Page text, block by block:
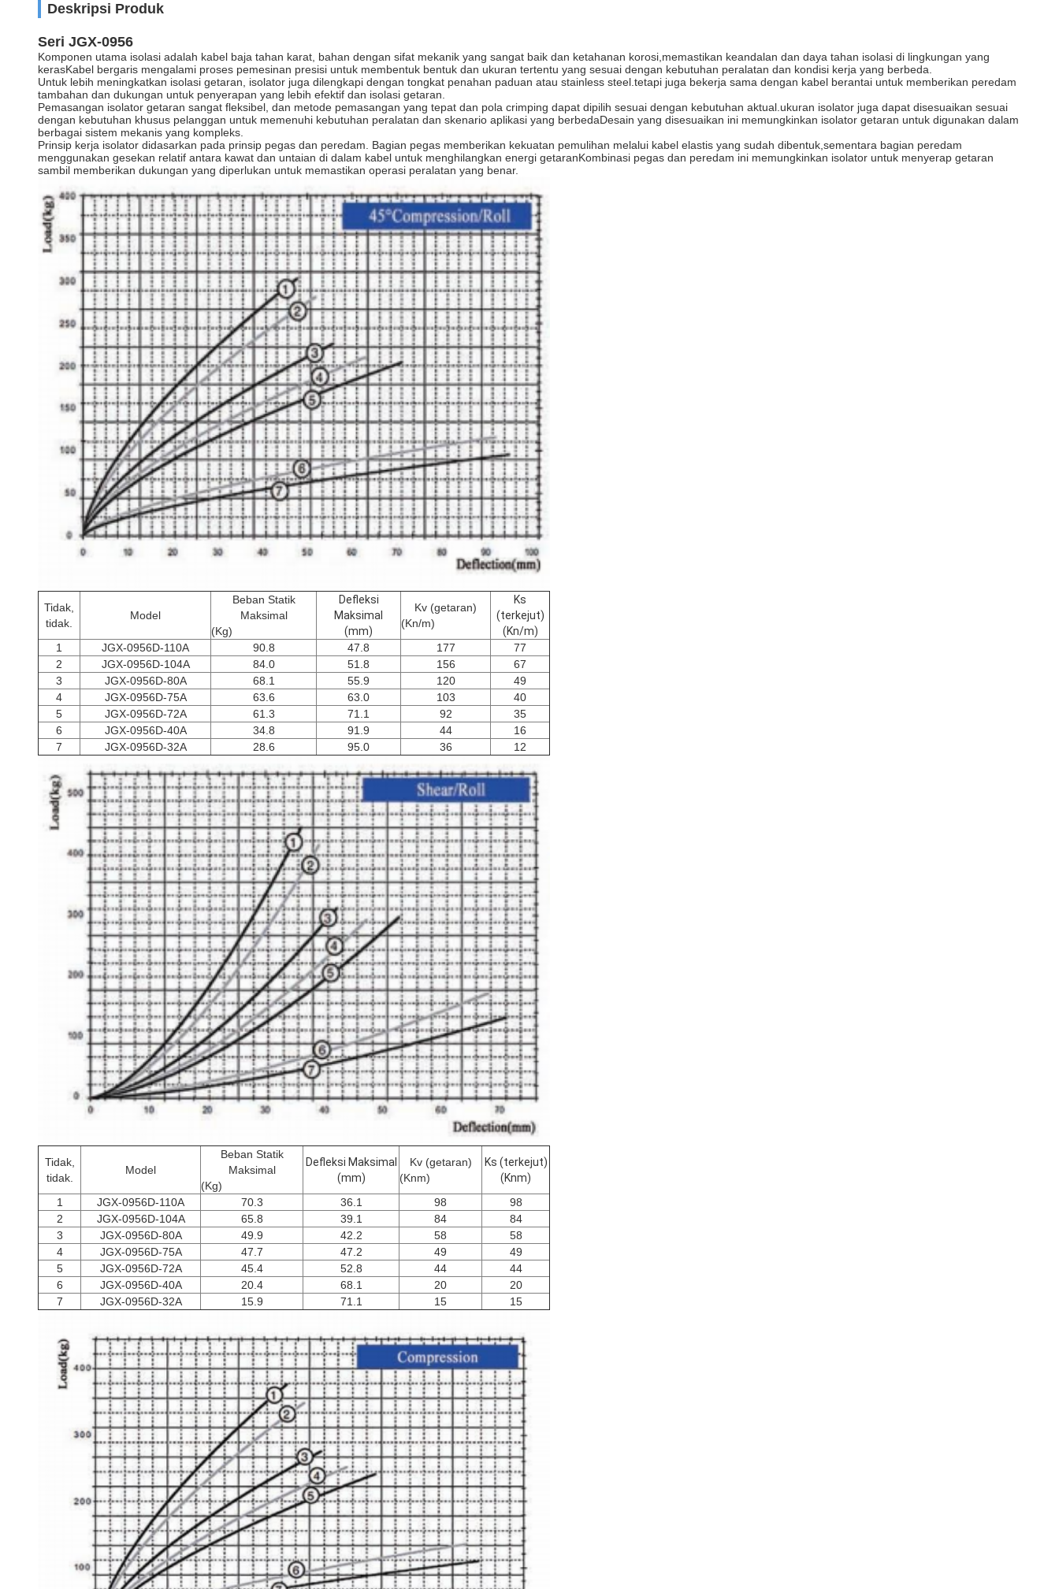
Deskripsi Produk
Seri JGX-0956
Komponen utama isolasi adalah kabel baja tahan karat, bahan dengan sifat mekanik yang sangat baik dan ketahanan korosi,memastikan keandalan dan daya tahan isolasi di lingkungan yang
kerasKabel bergaris mengalami proses pemesinan presisi untuk membentuk bentuk dan ukuran tertentu yang sesuai dengan kebutuhan peralatan dan kondisi kerja yang berbeda.
Untuk lebih meningkatkan isolasi getaran, isolator juga dilengkapi dengan tongkat penahan paduan atau stainless steel.tetapi juga bekerja sama dengan kabel berantai untuk memberikan peredam
tambahan dan dukungan untuk penyerapan yang lebih efektif dan isolasi getaran.
Pemasangan isolator getaran sangat fleksibel, dan metode pemasangan yang tepat dan pola crimping dapat dipilih sesuai dengan kebutuhan aktual.ukuran isolator juga dapat disesuaikan sesuai
dengan kebutuhan khusus pelanggan untuk memenuhi kebutuhan peralatan dan skenario aplikasi yang berbedaDesain yang disesuaikan ini memungkinkan isolator getaran untuk digunakan dalam
berbagai sistem mekanis yang kompleks.
Prinsip kerja isolator didasarkan pada prinsip pegas dan peredam. Bagian pegas memberikan kekuatan pemulihan melalui kabel elastis yang sudah dibentuk,sementara bagian peredam
menggunakan gesekan relatif antara kawat dan untaian di dalam kabel untuk menghilangkan energi getaranKombinasi pegas dan peredam ini memungkinkan isolator untuk menyerap getaran
sambil memberikan dukungan yang diperlukan untuk memastikan operasi peralatan yang benar.
Tidak,
tidak.
Model
Beban Statik
Maksimal
(Kg)
Defleksi
Maksimal
(mm)
Kv (getaran)
(Kn/m)
Ks
(terkejut)
(Kn/m)
1
JGX-0956D-110A 90.8 47.8 177
77
2
JGX-0956D-104A 84.0 51.8 156
67
3
JGX-0956D-80A 68.1 55.9 120
49
4
JGX-0956D-75A 63.6 63.0 103
40
5
JGX-0956D-72A 61.3 71.1 92
35
6
JGX-0956D-40A 34.8 91.9 44
16
7
JGX-0956D-32A 28.6 95.0 36 12
Tidak,
tidak.
Model
Beban Statik
Maksimal
(Kg)
Defleksi Maksimal
(mm)
Kv (getaran)
(Knm)
Ks (terkejut)
(Knm)
1
JGX-0956D-110A 70.3 36.1 98
98
2
JGX-0956D-104A 65.8 39.1 84
84
3
JGX-0956D-80A 49.9 42.2 58
58
4
JGX-0956D-75A 47.7 47.2 49
49
5
JGX-0956D-72A 45.4 52.8 44
44
6
JGX-0956D-40A 20.4 68.1 20
20
7
JGX-0956D-32A 15.9 71.1 15 15